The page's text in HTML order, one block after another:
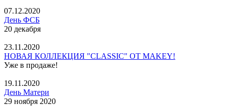
07.12.2020
День ФСБ
20 декабря
23.11.2020
НОВАЯ КОЛЛЕКЦИЯ "CLASSIC" ОТ MAKEY!
Уже в продаже!
19.11.2020
День Матери
29 ноября 2020